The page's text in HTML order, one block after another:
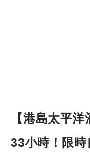
【港島太平
33小時！限